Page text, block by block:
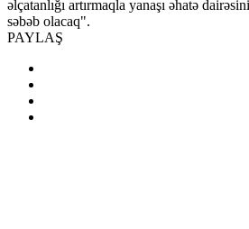
əlçatanlığı artırmaqla yanaşı əhatə
səbəb olacaq".
PAYLAŞ